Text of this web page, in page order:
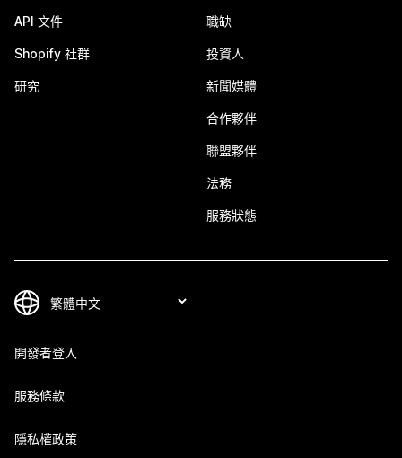
API 文件
Shopify 社群
研究
職缺
投資人
新聞媒體
合作夥伴
聯盟夥伴
法務
服務狀態
開發者登入
服務條款
隱私權政策